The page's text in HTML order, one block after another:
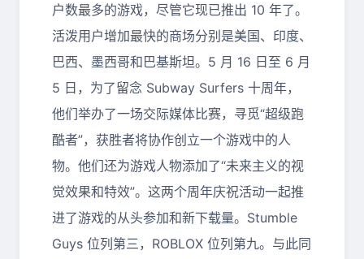
户数最多的游戏，尽管它现已推出 10 年了。
活泼用户增加最快的商场分别是美国、印度、
巴西、墨西哥和巴基斯坦。5 月 16 日至 6 月
5 日，为了留念 Subway Surfers 十周年，
他们举办了一场交际媒体比赛，寻觅“超级跑
酷者”，获胜者将协作创立一个游戏中的人
物。他们还为游戏人物添加了“未来主义的视
觉效果和特效”。这两个周年庆祝活动一起推
进了游戏的从头参加和新下载量。Stumble
Guys 位列第三，ROBLOX 位列第九。与此同